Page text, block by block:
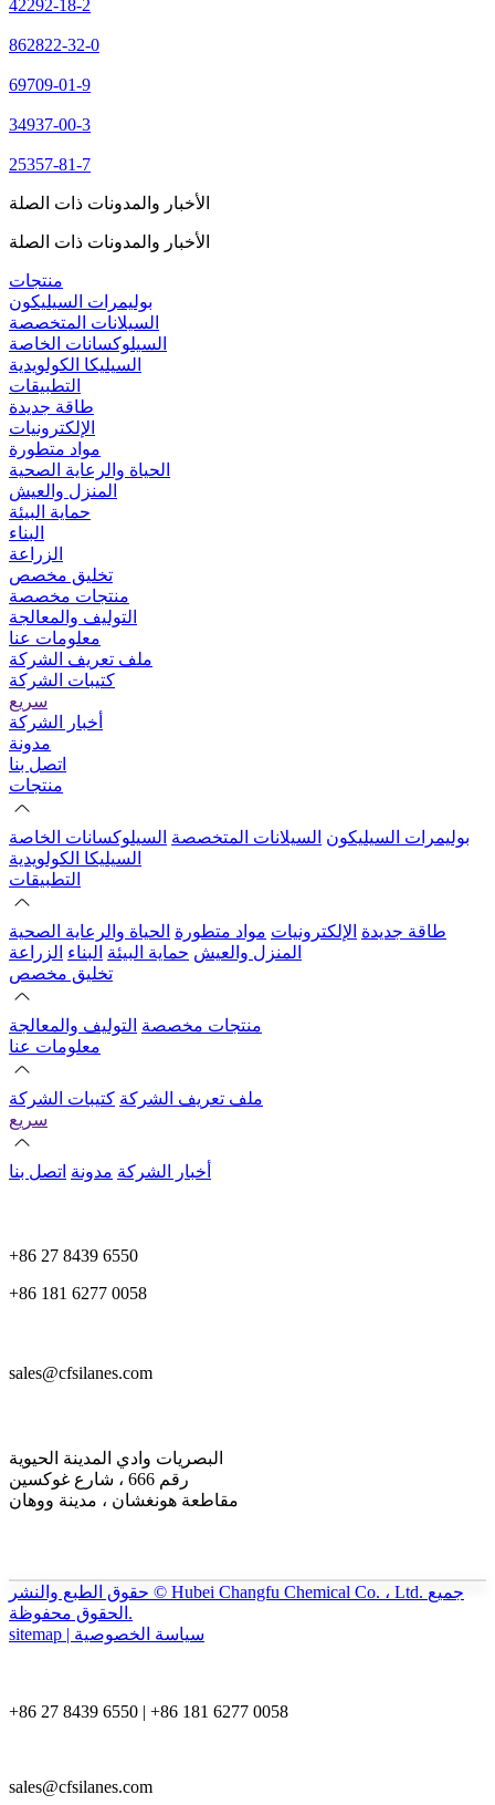
42292-18-2
862822-32-0
69709-01-9
34937-00-3
25357-81-7
الأخبار والمدونات ذات الصلة
الأخبار والمدونات ذات الصلة
منتجات
بوليمرات السيليكون
السيلانات المتخصصة
السيلوكسانات الخاصة
السيليكا الكولويدية
التطبيقات
طاقة جديدة
الإلكترونيات
مواد متطورة
الحياة والرعاية الصحية
المنزل والعيش
حماية البيئة
البناء
الزراعة
تخليق مخصص
منتجات مخصصة
التوليف والمعالجة
معلومات عنا
ملف تعريف الشركة
كتيبات الشركة
سريع
أخبار الشركة
مدونة
اتصل بنا
منتجات
بوليمرات السيليكون السيلانات المتخصصة السيلوكسانات الخاصة
السيليكا الكولويدية
التطبيقات
طاقة جديدة الإلكترونيات مواد متطورة الحياة والرعاية الصحية
المنزل والعيش حماية البيئة البناء الزراعة
تخليق مخصص
منتجات مخصصة التوليف والمعالجة
معلومات عنا
ملف تعريف الشركة كتيبات الشركة
سريع
أخبار الشركة مدونة اتصل بنا
+86 27 8439 6550
+86 181 6277 0058
sales@cfsilanes.com
البصريات وادي المدينة الحيوية
رقم 666 ، شارع غوكسين
مقاطعة هونغشان ، مدينة ووهان
حقوق الطبع والنشر © Hubei Changfu Chemical Co. ، Ltd. جميع
الحقوق محفوظة.
sitemap | سياسة الخصوصية
+86 27 8439 6550 | +86 181 6277 0058
sales@cfsilanes.com